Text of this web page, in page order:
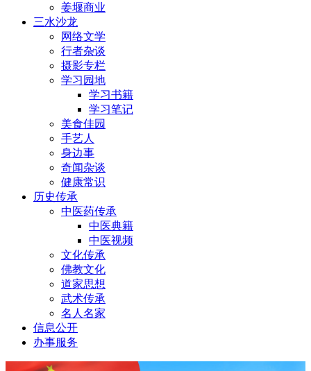
姜堰商业
三水沙龙
网络文学
行者杂谈
摄影专栏
学习园地
学习书籍
学习笔记
美食佳园
手艺人
身边事
奇闻杂谈
健康常识
历史传承
中医药传承
中医典籍
中医视频
文化传承
佛教文化
道家思想
武术传承
名人名家
信息公开
办事服务